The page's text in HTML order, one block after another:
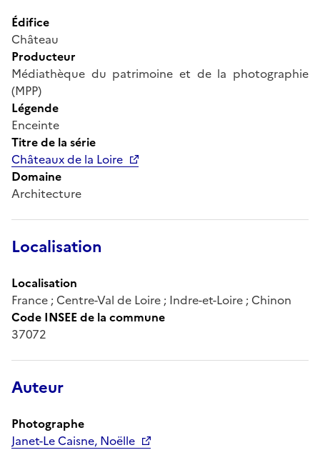
Édifice
Château
Producteur
Médiathèque du patrimoine et de la photographie
(MPP)
Légende
Enceinte
Titre de la série
Châteaux de la Loire
Domaine
Architecture
Localisation
Localisation
France ; Centre-Val de Loire ; Indre-et-Loire ; Chinon
Code INSEE de la commune
37072
Auteur
Photographe
Janet-Le Caisne, Noëlle